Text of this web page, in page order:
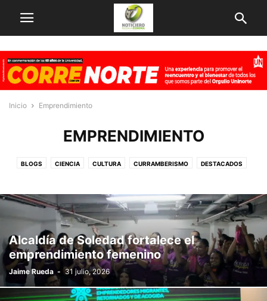
Inicio Emprendimiento
EMPRENDIMIENTO
BLOGS CIENCIA CULTURA CURRAMBERISMO DESTACADOS
FINANZAS GLOBOECONOMIA INNOVACION NOTICIAS
OBRAS EN MARCHA OTROS PERSONAJES TECNOLOGÍA
VARIEDADES
Alcaldía de Soledad fortalece el
emprendimiento femenino
Jaime Rueda - 31 julio, 2026